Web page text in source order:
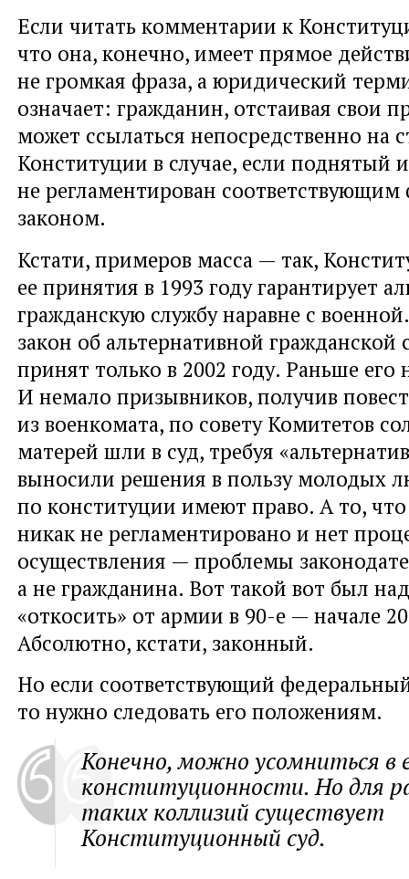
Если читать комментарии к
что она, конечно, имеет прямое
не громкая фраза, а юридический
означает: гражданин, отстаивая свои
может ссылаться непосредственно на
Конституции в случае, если поднятый
не регламентирован
законом.
Кстати, примеров масса — так,
ее принятия в 1993 году гарантирует
гражданскую службу наравне с
закон об альтернативной гражданской
принят только в 2002 году. Раньше его
И немало призывников, получив
из военкомата, по совету Комитетов
матерей шли в суд, требуя
выносили решения в пользу молодых
по конституции имеют право. А то,
никак не регламентировано и нет
осуществления — проблемы
а не гражданина. Вот такой вот был
«откосить» от армии в 90-е — начале
Абсолютно, кстати, законный.
Но если соответствующий
то нужно следовать его положениям.
Конечно, можно усомниться в
конституционности. Но для
таких коллизий существует
Конституционный суд.